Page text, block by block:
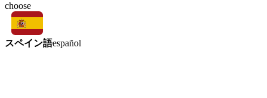
choose
スペイン語español